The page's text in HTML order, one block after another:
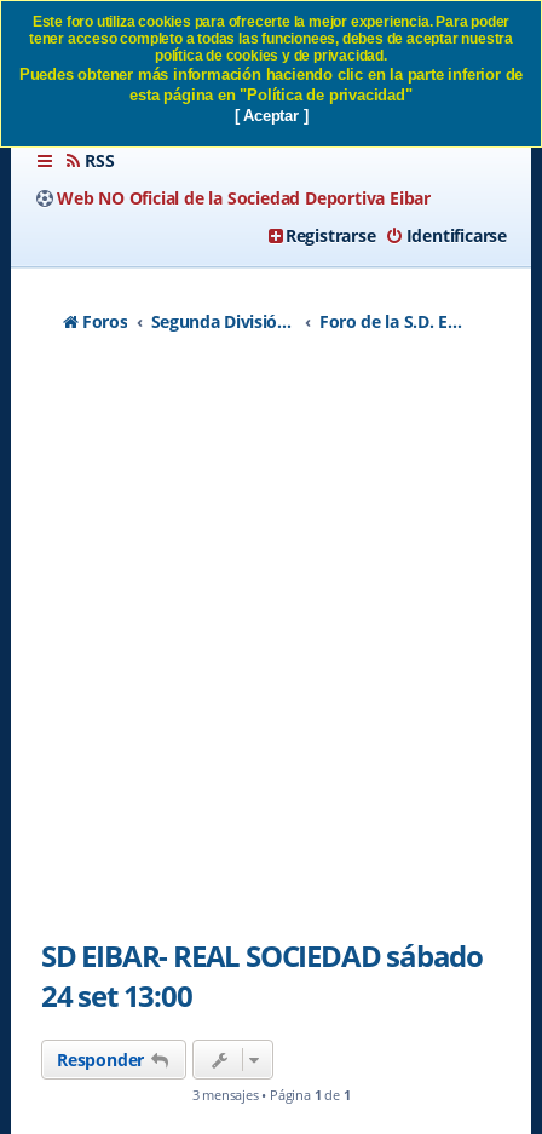
SD EIBAR- REAL SOCIEDAD
sábado 24 set 13:00 SD Eibar
RSS
Web NO Oficial de la Sociedad Deportiva Eibar
Identificarse
Registrarse
Foros Segunda División A - Temporada 2026-2027 Foro de la S.D. Eibar
SD EIBAR- REAL SOCIEDAD sábado
24 set 13:00
Responder
3 mensajes • Página 1 de 1
Este foro utiliza cookies para ofrecerte la mejor experiencia. Para poder
tener acceso completo a todas las funcionees, debes de aceptar nuestra
política de cookies y de privacidad.
Puedes obtener más información haciendo clic en la parte inferior de
esta página en "Política de privacidad"
[ Aceptar ]